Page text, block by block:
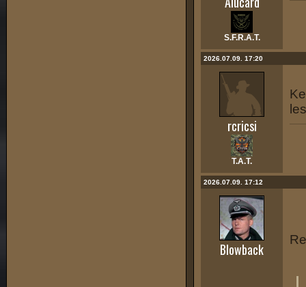
S.F.R.A.T.
2026.07.09. 17:20
rcricsi
T.A.T.
2026.07.09. 17:12
Blowback